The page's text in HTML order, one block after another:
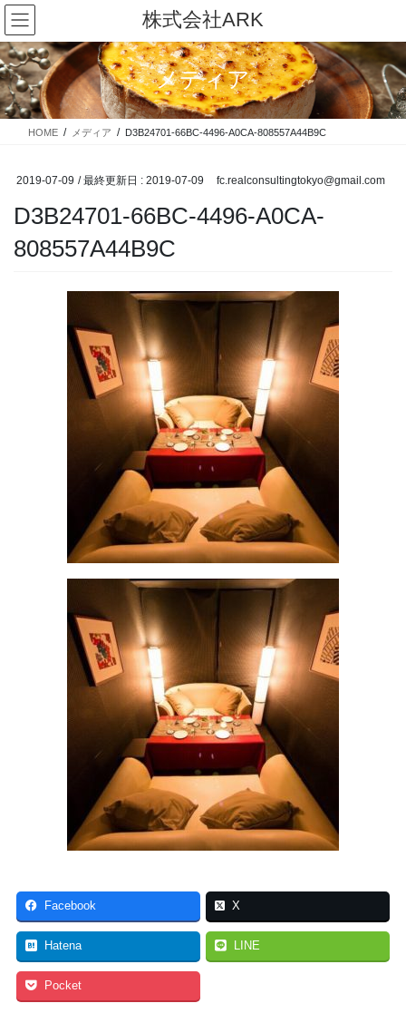
コ
ン
テ
ン
ツ
に
移
ナ
ビ
ゲ
ー
シ
ョ
ン
株式会社ARK
メディア
HOME メディア D3B24701-66BC-4496-A0CA-808557A44B9C
2019-07-09 / 最終更新日 : 2019-07-09 fc.realconsultingtokyo@gmail.com
D3B24701-66BC-4496-A0CA-
808557A44B9C
Facebook X
Hatena LINE
Pocket